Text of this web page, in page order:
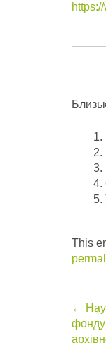
This
←
фонду